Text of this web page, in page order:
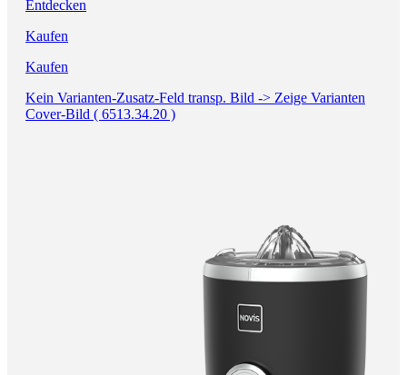
Entdecken
Kaufen
Kaufen
Kein Varianten-Zusatz-Feld transp. Bild -> Zeige Varianten
Cover-Bild ( 6513.34.20 )